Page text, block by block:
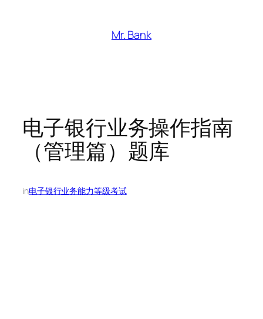
Mr. Bank
电子银行业务操作指南
（管理篇）题库
in电子银行业务能力等级考试